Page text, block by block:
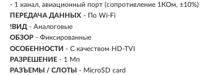
- 1 канал, авиационный порт (сопротивление 1КОм, ±10%)
ПЕРЕДАЧА ДАННЫХ - По Wi-Fi
!ВИД - Аналоговые
ОБЗОР - Фиксированные
ОСОБЕННОСТИ - С качеством HD-TVI
РАЗРЕШЕНИЕ - 1 Мп
РАЗЪЕМЫ / СЛОТЫ
- MicroSD card